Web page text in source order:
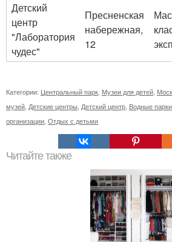
Детский
центр
"Лаборатория
чудес"
Пресненская
набережная,
12
Категории: Центральный парк Музеи для детей
музей Детские центры Детский центр Водные парки
организации Отдых с детьми
Читайте также